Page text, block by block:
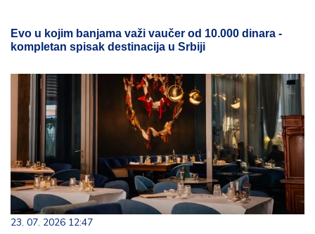
Evo u kojim banjama važi vaučer od 10.000 dinara -
kompletan spisak destinacija u Srbiji
23. 07. 2026 12:47